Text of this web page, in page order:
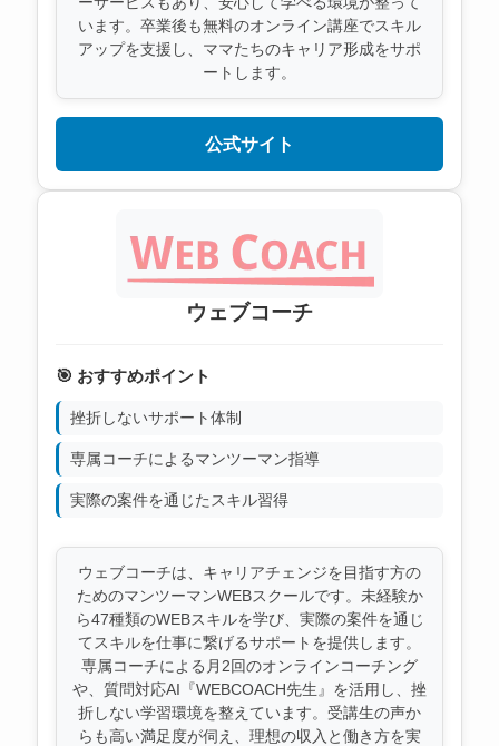
います。卒業後も無料のオンライン講座でスキル
アップを支援し、ママたちのキャリア形成をサポ
ートします。
公式サイト
ウェブコーチ
🎯 おすすめポイント
挫折しないサポート体制
専属コーチによるマンツーマン指導
実際の案件を通じたスキル習得
ウェブコーチは、キャリアチェンジを目指す方の
ためのマンツーマンWEBスクールです。未経験か
ら47種類のWEBスキルを学び、実際の案件を通じ
てスキルを仕事に繋げるサポートを提供します。
専属コーチによる月2回のオンラインコーチング
や、質問対応AI『WEBCOACH先生』を活用し、挫
折しない学習環境を整えています。受講生の声か
らも高い満足度が伺え、理想の収入と働き方を実